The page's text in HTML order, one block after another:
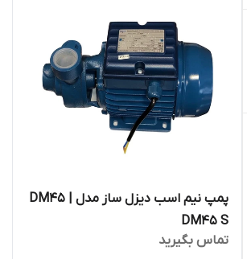
پمپ نیم اسب دیزل ساز مدل DM45 |
DM45 S
تماس بگیرید